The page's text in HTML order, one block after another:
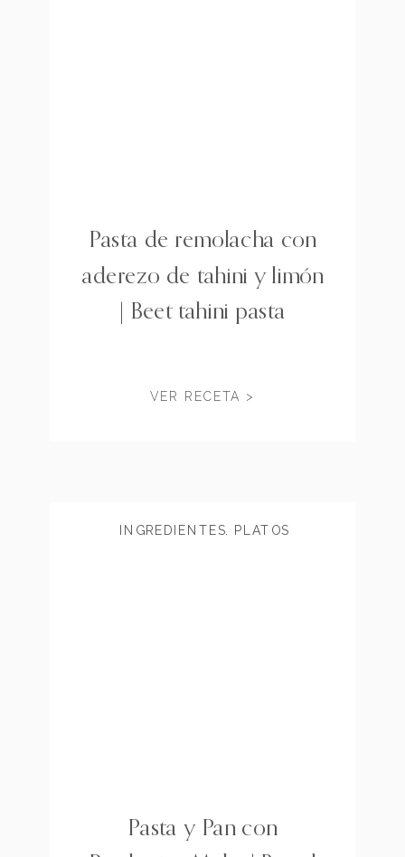
Pasta de remolacha con
aderezo de tahini y limón
| Beet tahini pasta
VER RECETA >
Pasta y Pan con
INGREDIENTES,
PLATOS